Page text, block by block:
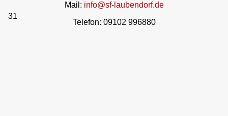
31
Mail: info@sf-laubendorf.de
Telefon: 09102 996880